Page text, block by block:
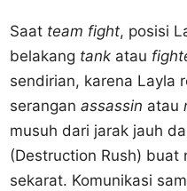
Saat team fight, posisi
belakang tank atau
sendirian, karena Layla
seranganassassin atau
musuh dari jarak jauh
(Destruction Rush) buat
sekarat. Komunikasi